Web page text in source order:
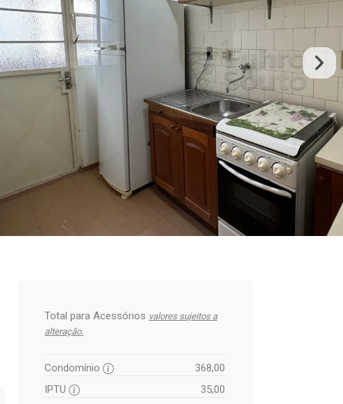
Total para Acessórios valores sujeitos a
alteração.
Condomínio
368,00
IPTU
35,00